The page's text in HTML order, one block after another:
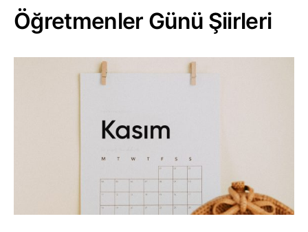
Öğretmenler Günü Şiirleri